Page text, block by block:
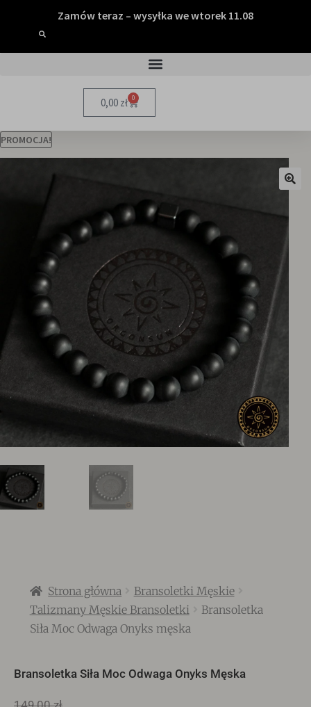
Zamów teraz – wysyłka we wtorek 11.08
0,00 zł 0
PROMOCJA!
Strona główna
Bransoletki Męskie
Talizmany Męskie Bransoletki
Bransoletka
Siła Moc Odwaga Onyks męska
Bransoletka Siła Moc Odwaga Onyks Męska